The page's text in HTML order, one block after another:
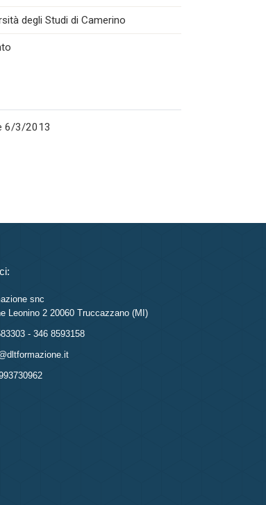
degli Studi di Camerino
6/3/2013
snc
Leonino 2 20060 Truccazzano (MI)
- 346 8593158